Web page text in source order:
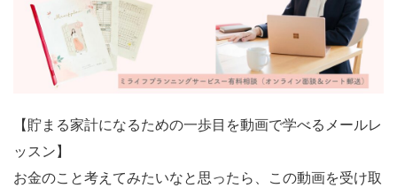
【貯まる家計になるための一歩目を動画で学べるメールレ
ッスン】
お金のこと考えてみたいなと思ったら、この動画を受け取